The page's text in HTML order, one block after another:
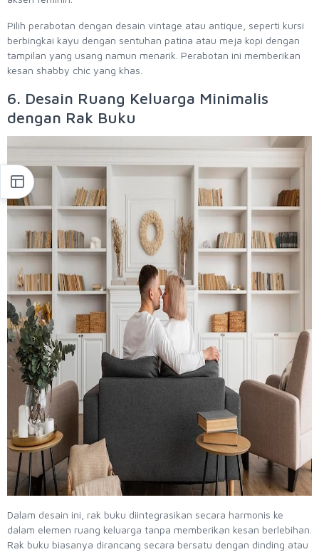
Pilih perabotan dengan desain vintage atau antique, seperti kursi
berbingkai kayu dengan sentuhan patina atau meja kopi dengan
tampilan yang usang namun menarik. Perabotan ini memberikan
kesan shabby chic yang khas.
6. Desain Ruang Keluarga Minimalis
dengan Rak Buku
Dalam desain ini, rak buku diintegrasikan secara harmonis ke
dalam elemen ruang keluarga tanpa memberikan kesan berlebihan.
Rak buku biasanya dirancang secara bersatu dengan dinding atau